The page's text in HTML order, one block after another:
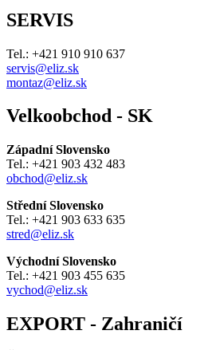
SERVIS
Tel.: +421 910 910 637
servis@eliz.sk
montaz@eliz.sk
Velkoobchod - SK
Západní Slovensko
Tel.: +421 903 432 483
obchod@eliz.sk
Střední Slovensko
Tel.: +421 903 633 635
stred@eliz.sk
Východní Slovensko
Tel.: +421 903 455 635
vychod@eliz.sk
EXPORT - Zahraničí